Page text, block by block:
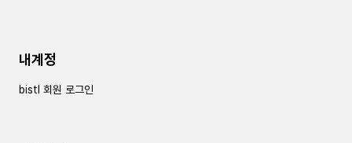
내계정
bistl 회원 로그인